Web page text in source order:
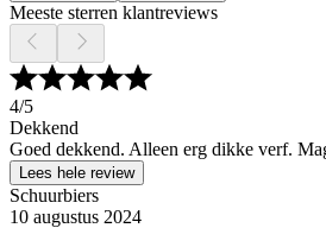
Meeste sterren klantreviews
4/5
Dekkend
Goed dekkend. Alleen erg dikke verf.
Lees hele review
Schuurbiers
10 augustus 2024